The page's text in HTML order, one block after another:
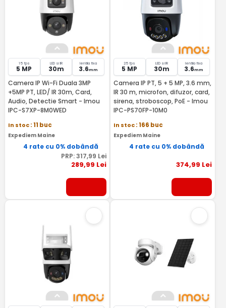
15 fps
5 MP
LED si IR
30m
lentila fixa
3.6mm
Camera IP Wi-Fi Duala 3MP
+5MP PT, LED/ IR 30m, Card,
Audio, Detectie Smart - Imou
IPC-S7XP-8M0WED
In stoc: 11 buc
Expediem Maine
4 rate cu 0% dobândă
PRP:317,99 Lei
289,99 Lei
25 fps
5 MP
LED si IR
30m
lentila fixa
3.6mm
Camera IP PT, 5 + 5 MP, 3.6 mm,
IR 30 m, microfon, difuzor, card,
sirena, stroboscop, PoE - Imou
IPC-PS70FP-10M0
In stoc: 166 buc
Expediem Maine
4 rate cu 0% dobândă
374,99 Lei